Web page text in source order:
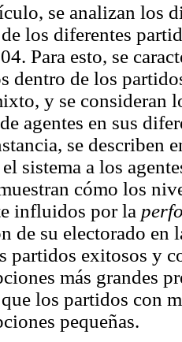
se analizan los
los diferentes
Para esto, se
dentro de los
y se consideran
agentes en sus
se describen
sistema a los
cómo los
influidos por la
de su electorado en
partidos exitosos y
más grandes
los partidos con
pequeñas.